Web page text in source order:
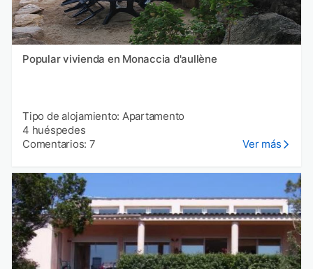
Popular vivienda en Monaccia d'aullène
Tipo de alojamiento: Apartamento
4 huéspedes
Comentarios: 7
Ver más